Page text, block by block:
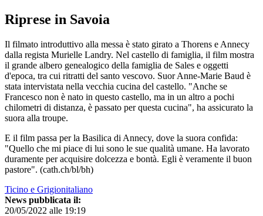
Riprese in Savoia
Il filmato introduttivo alla messa è stato girato a Thorens e Annecy
dalla regista Murielle Landry. Nel castello di famiglia, il film mostra
il grande albero genealogico della famiglia de Sales e oggetti
d'epoca, tra cui ritratti del santo vescovo. Suor Anne-Marie Baud è
stata intervistata nella vecchia cucina del castello. "Anche se
Francesco non è nato in questo castello, ma in un altro a pochi
chilometri di distanza, è passato per questa cucina", ha assicurato la
suora alla troupe.
E il film passa per la Basilica di Annecy, dove la suora confida:
"Quello che mi piace di lui sono le sue qualità umane. Ha lavorato
duramente per acquisire dolcezza e bontà. Egli è veramente il buon
pastore". (cath.ch/bl/bh)
Ticino e Grigionitaliano
News pubblicata il:
20/05/2022 alle 19:19